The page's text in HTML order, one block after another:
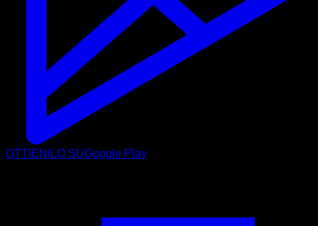
OTTIENILO SUGoogle Play